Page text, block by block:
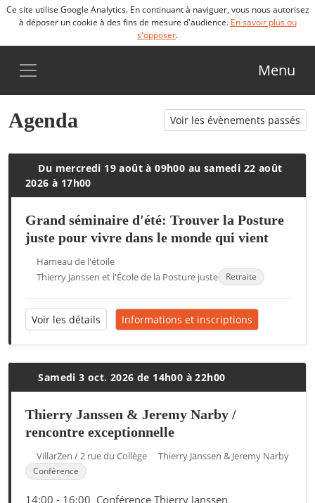
Ce site utilise Google Analytics. En continuant à naviguer, vous nous autorisez
à déposer un cookie à des fins de mesure d'audience. En savoir plus ou
s'opposer.
Menu
Voir les évènements passés
Agenda
Du mercredi 19 août à 09h00 au samedi 22 août
2026 à 17h00
Grand séminaire d'été: Trouver la Posture
juste pour vivre dans le monde qui vient
Hameau de l'étoile
Thierry Janssen et l'École de la Posture juste
Retraite
Voir les détails Informations et inscriptions
Samedi 3 oct. 2026 de 14h00 à 22h00
Thierry Janssen & Jeremy Narby /
rencontre exceptionnelle
VillarZen / 2 rue du Collège Thierry Janssen & Jeremy Narby
Conférence
14:00 - 16:00 Conférence Thierry Janssen